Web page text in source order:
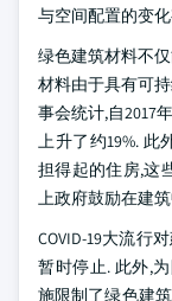
与空间配置的变化
绿色建筑材料不
材料由于具有可
事会统计,自2017
上升了约19%. 此
担得起的住房,这
上政府鼓励在建
COVID-19大流行
暂时停止. 此外,
施限制了绿色建